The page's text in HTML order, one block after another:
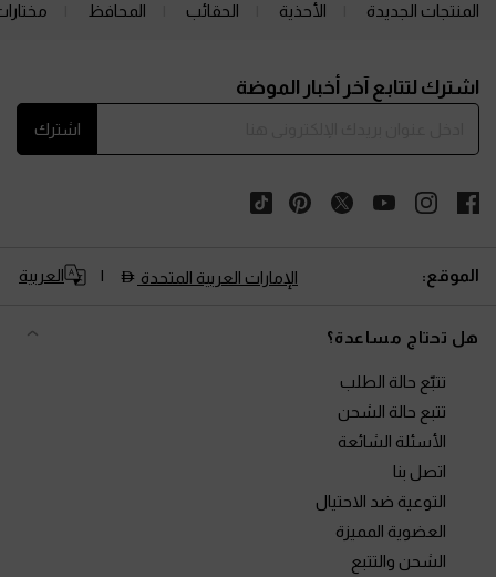
المنتجات الجديدة الأحذية الحقائب المحافظ
اشترك لتتابع آخر أخبار الموضة
اشترك
الموقع: الإمارات العربية المتحدة العربية
هل تحتاج مساعدة؟
تتبّع حالة الطلب
تتبع حالة الشحن
الأسئلة الشائعة
اتصل بنا
التوعية ضد الاحتيال
العضوية المميزة
الشحن والتتبع